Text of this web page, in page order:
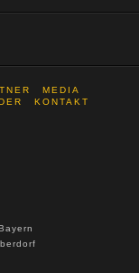
MEDIA
KONTAKT